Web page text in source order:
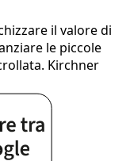
il valore di
le piccole
Kirchner